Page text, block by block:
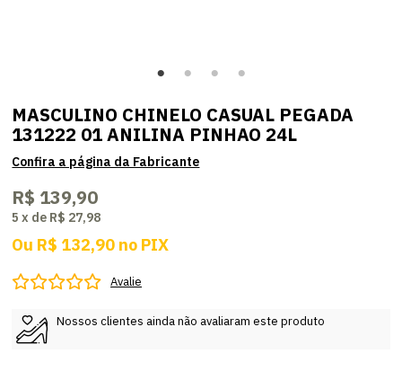
MASCULINO CHINELO CASUAL PEGADA
131222 01 ANILINA PINHAO 24L
R$ 139,90
5 x de R$ 27,98
Ou R$ 132,90 no PIX
Avalie
Nossos clientes ainda não avaliaram este produto